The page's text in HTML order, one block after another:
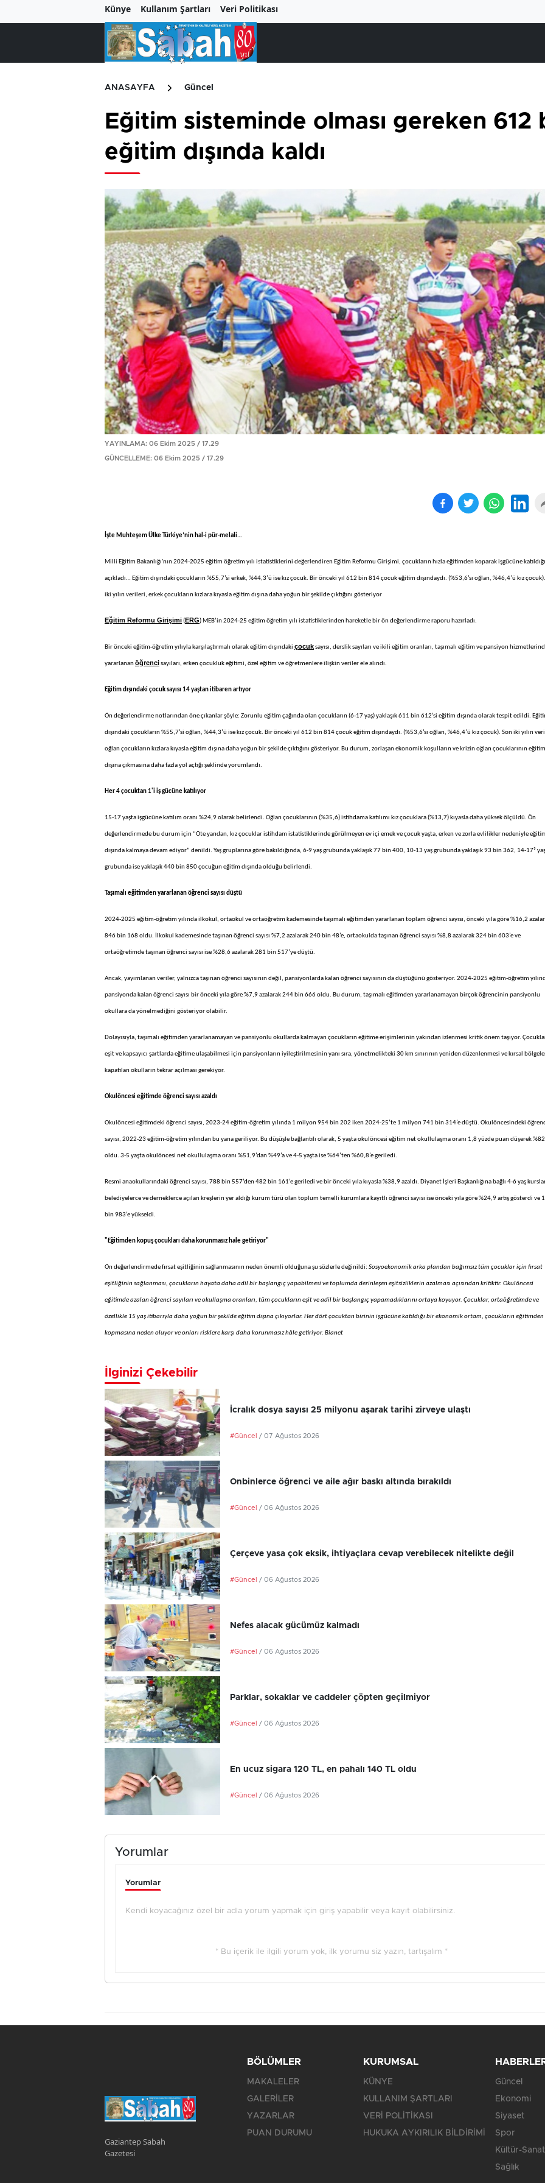
Künye Kullanım Şartları Veri Politikası
ANASAYFA Güncel
Eğitim sisteminde olması gereken 612
eğitim dışında kaldı
YAYINLAMA: 06 Ekim 2025 / 17.29
GÜNCELLEME: 06 Ekim 2025 / 17.29
İşte Muhteşem Ülke Türkiye’nin hal-i pür-melali…
Milli Eğitim Bakanlığı'nın 2024-2025 eğitim öğretim yılı istatistiklerini değerlendiren Eğitim Reformu Girişimi, çocukların hızla eğitimden koparak işgücüne
açıkladı… Eğitim dışındaki çocukların %55,7’si erkek, %44,3’ü ise kız çocuk. Bir önceki yıl 612 bin 814 çocuk eğitim dışındaydı. (%53,6’sı oğlan, %46,4’ü kız
iki yılın verileri, erkek çocukların kızlara kıyasla eğitim dışına daha yoğun bir şekilde çıktığını gösteriyor
Eğitim Reformu Girişimi(ERG) MEB’in 2024-25 eğitim öğretim yılı istatistiklerinden hareketle bir ön değerlendirme raporu hazırladı.
Bir önceki eğitim-öğretim yılıyla karşılaştırmalı olarak eğitim dışındaki çocuksayısı, derslik sayıları ve ikili eğitim oranları, taşımalı eğitim ve pansiyon
yararlananöğrencisayıları, erken çocukluk eğitimi, özel eğitim ve öğretmenlere ilişkin veriler ele alındı.
Eğitim dışındaki çocuk sayısı 14 yaştan itibaren artıyor
Ön değerlendirme notlarından öne çıkanlar şöyle: Zorunlu eğitim çağında olan çocukların (6-17 yaş) yaklaşık 611 bin 612’si eğitim dışında olarak tespit edildi.
dışındaki çocukların %55,7’si oğlan, %44,3’ü ise kız çocuk. Bir önceki yıl 612 bin 814 çocuk eğitim dışındaydı. (%53,6’sı oğlan, %46,4’ü kız çocuk). Son iki yılın
oğlan çocukların kızlara kıyasla eğitim dışına daha yoğun bir şekilde çıktığını gösteriyor. Bu durum, zorlaşan ekonomik koşulların ve krizin oğlan çocuklarının eğitim
dışına çıkmasına daha fazla yol açtığı şeklinde yorumlandı.
Her 4 çocuktan 1'i iş gücüne katılıyor
15-17 yaşta işgücüne katılım oranı %24,9 olarak belirlendi. Oğlan çocuklarının (%35,6) istihdama katılımı kız çocuklara (%13,7) kıyasla daha yüksek ölçüldü. Ön
değerlendirmede bu durum için “Öte yandan, kız çocuklar istihdam istatistiklerinde görülmeyen ev içi emek ve çocuk yaşta, erken ve zorla evlilikler nedeniyle
dışında kalmaya devam ediyor” denildi. Yaş gruplarına göre bakıldığında, 6-9 yaş grubunda yaklaşık 77 bin 400, 10-13 yaş grubunda yaklaşık 93 bin 362, 14-17³ yaş
grubunda ise yaklaşık 440 bin 850 çocuğun eğitim dışında olduğu belirlendi.
Taşımalı eğitimden yararlanan öğrenci sayısı düştü
2024-2025 eğitim-öğretim yılında ilkokul, ortaokul ve ortaöğretim kademesinde taşımalı eğitimden yararlanan toplam öğrenci sayısı, önceki yıla göre %16,2
846 bin 168 oldu. İlkokul kademesinde taşınan öğrenci sayısı %7,2 azalarak 240 bin 48’e, ortaokulda taşınan öğrenci sayısı %8,8 azalarak 324 bin 603’e ve
ortaöğretimde taşınan öğrenci sayısı ise %28,6 azalarak 281 bin 517’ye düştü.
Ancak, yayımlanan veriler, yalnızca taşınan öğrenci sayısının değil, pansiyonlarda kalan öğrenci sayısının da düştüğünü gösteriyor. 2024-2025 eğitim-öğretim
pansiyonda kalan öğrenci sayısı bir önceki yıla göre %7,9 azalarak 244 bin 666 oldu. Bu durum, taşımalı eğitimden yararlanamayan birçok öğrencinin pansiyonlu
okullara da yönelmediğini gösteriyor olabilir.
Dolayısıyla, taşımalı eğitimden yararlanamayan ve pansiyonlu okullarda kalmayan çocukların eğitime erişimlerinin yakından izlenmesi kritik önem taşıyor.
eşit ve kapsayıcı şartlarda eğitime ulaşabilmesi için pansiyonların iyileştirilmesinin yanı sıra, yönetmelikteki 30 km sınırının yeniden düzenlenmesi ve kırsal
kapatılan okulların tekrar açılması gerekiyor.
Okulöncesi eğitimde öğrenci sayısı azaldı
Okulöncesi eğitimdeki öğrenci sayısı, 2023-24 eğitim-öğretim yılında 1 milyon 954 bin 202 iken 2024-25’te 1 milyon 741 bin 314’e düştü. Okulöncesindeki
sayısı, 2022-23 eğitim-öğretim yılından bu yana geriliyor. Bu düşüşle bağlantılı olarak, 5 yaşta okulöncesi eğitim net okullulaşma oranı 1,8 yüzde puan düşerek
oldu. 3-5 yaşta okulöncesi net okullulaşma oranı %51,9’dan %49’a ve 4-5 yaşta ise %64’ten %60,8’e geriledi.
Resmi anaokullarındaki öğrenci sayısı, 788 bin 557’den 482 bin 161’e geriledi ve bir önceki yıla kıyasla %38,9 azaldı. Diyanet İşleri Başkanlığına bağlı 4-6 yaş
belediyelerce ve derneklerce açılan kreşlerin yer aldığı kurum türü olan toplum temelli kurumlara kayıtlı öğrenci sayısı ise önceki yıla göre %24,9 artış gösterdi ve
bin 983’e yükseldi.
"Eğitimden kopuş çocukları daha korunmasız hale getiriyor"
Ön değerlendirmede fırsat eşitliğinin sağlanmasının neden önemli olduğuna şu sözlerle değinildi: Sosyoekonomik arka plandan bağımsız tüm çocuklar için fırsat
eşitliğinin sağlanması, çocukların hayata daha adil bir başlangıç yapabilmesi ve toplumda derinleşen eşitsizliklerin azalması açısından kritiktir. Okulöncesi
eğitimde azalan öğrenci sayıları ve okullaşma oranları, tüm çocukların eşit ve adil bir başlangıç yapamadıklarını ortaya koyuyor. Çocuklar, ortaöğretimde ve
özellikle 15 yaş itibarıyla daha yoğun bir şekilde eğitim dışına çıkıyorlar. Her dört çocuktan birinin işgücüne katıldığı bir ekonomik ortam, çocukların eğitimden
kopmasına neden oluyor ve onları risklere karşı daha korunmasız hâle getiriyor. Bianet
İlginizi Çekebilir
İcralık dosya sayısı 25 milyonu aşarak tarihi zirveye ulaştı
#Güncel / 07 Ağustos 2026
Onbinlerce öğrenci ve aile ağır baskı altında bırakıldı
#Güncel / 06 Ağustos 2026
Çerçeve yasa çok eksik, ihtiyaçlara cevap verebilecek nitelikte değil
#Güncel / 06 Ağustos 2026
Nefes alacak gücümüz kalmadı
#Güncel / 06 Ağustos 2026
Parklar, sokaklar ve caddeler çöpten geçilmiyor
#Güncel / 06 Ağustos 2026
En ucuz sigara 120 TL, en pahalı 140 TL oldu
#Güncel / 06 Ağustos 2026
Yorumlar
Yorumlar
Kendi koyacağınız özel bir adla yorum yapmak için giriş yapabilir veya kayıt olabilirsiniz.
* Bu içerik ile ilgili yorum yok, ilk yorumu siz yazın, tartışalım *
Birçok uyku hastalığının
tan...
En ucuz sigara 120 TL,
pa...
Gaziantep Sabah
Gazetesi
BÖLÜMLER
MAKALELER
GALERİLER
YAZARLAR
PUAN DURUMU
KURUMSAL
KÜNYE
KULLANIM ŞARTLARI
VERİ POLİTİKASI
HUKUKA AYKIRILIK BİLDİRİMİ
Güncel
Ekonomi
Siyaset
Spor
Kültür-Sanat
Sağlık